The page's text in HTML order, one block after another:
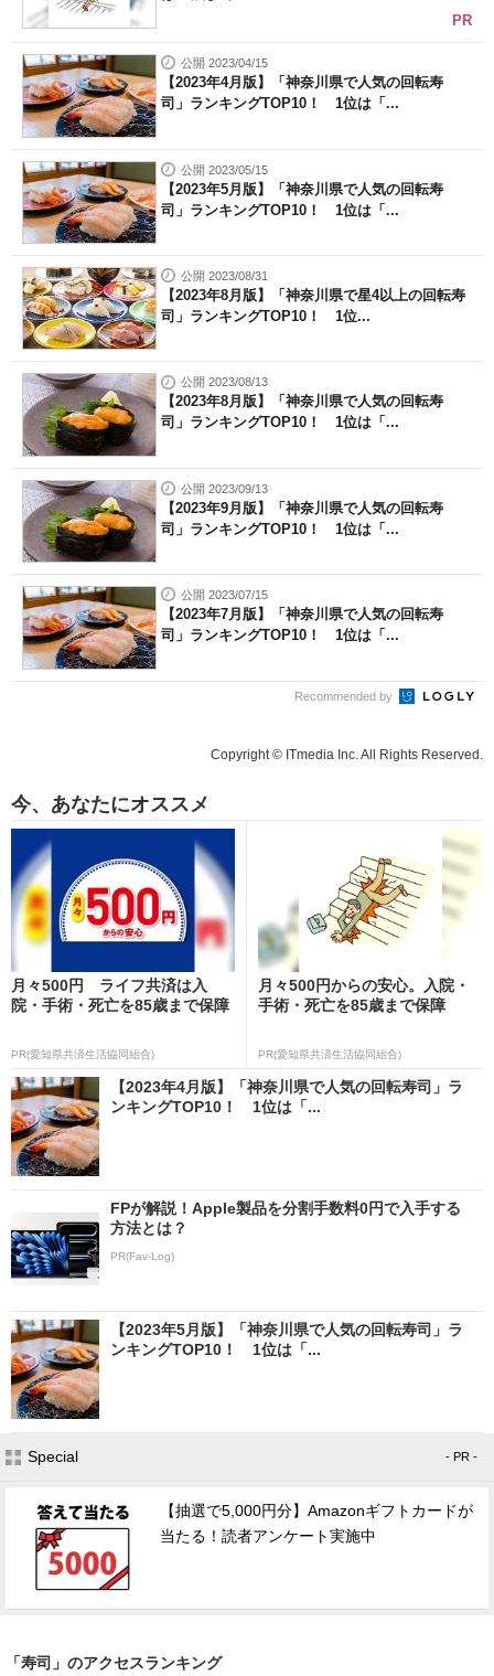
PR
公開 2023/04/15
【2023年4月版】「神奈川県で人気の回転寿
司」ランキングTOP10！ 1位は「...
公開 2023/05/15
【2023年5月版】「神奈川県で人気の回転寿
司」ランキングTOP10！ 1位は「...
公開 2023/08/31
【2023年8月版】「神奈川県で星4以上の回転寿
司」ランキングTOP10！ 1位...
公開 2023/08/13
【2023年8月版】「神奈川県で人気の回転寿
司」ランキングTOP10！ 1位は「...
公開 2023/09/13
【2023年9月版】「神奈川県で人気の回転寿
司」ランキングTOP10！ 1位は「...
公開 2023/07/15
【2023年7月版】「神奈川県で人気の回転寿
司」ランキングTOP10！ 1位は「...
Recommended by
Copyright © ITmedia Inc. All Rights Reserved.
今、あなたにオススメ
月々500円 ライフ共済は入
院・手術・死亡を85歳まで保障
PR(愛知県共済生活協同組合)
月々500円からの安心。入院・
手術・死亡を85歳まで保障
PR(愛知県共済生活協同組合)
【2023年4月版】「神奈川県で人気の回転寿司」ラ
ンキングTOP10！ 1位は「...
FPが解説！Apple製品を分割手数料0円で入手する
方法とは？
PR(Fav-Log)
【2023年5月版】「神奈川県で人気の回転寿司」ラ
ンキングTOP10！ 1位は「...
Special - PR -
【抽選で5,000円分】Amazonギフトカードが
当たる！読者アンケート実施中
「寿司」のアクセスランキング